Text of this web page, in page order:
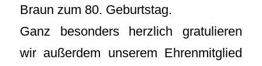
Braun zum 80. Geburtstag.
Ganz besonders herzlich gratulieren
wir außerdem unserem Ehrenmitglied